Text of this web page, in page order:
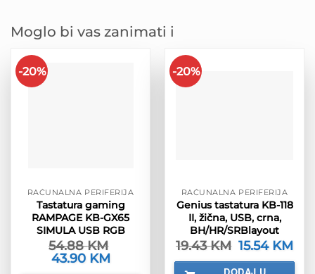
Moglo bi vas zanimati i
-20%
RAČUNALNA PERIFERIJA
Tastatura gaming
RAMPAGE KB-GX65
SIMULA USB RGB
54.88KM
Izvorna
cijena
43.90 KM
-20%
RAČUNALNA PERIFERIJA
Genius tastatura KB-118
II, žična, USB, crna,
BH/HR/SRBlayout
19.43KM Izvorna
cijena
bila
15.54 KM
je:
DODAJ U